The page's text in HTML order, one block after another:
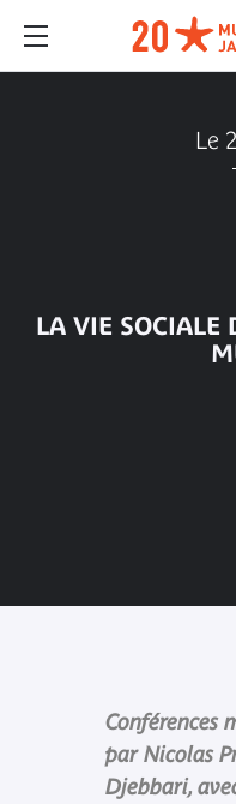
Le
LA VIE SOCIALE
Conférences
par Nicolas
Djebbari,